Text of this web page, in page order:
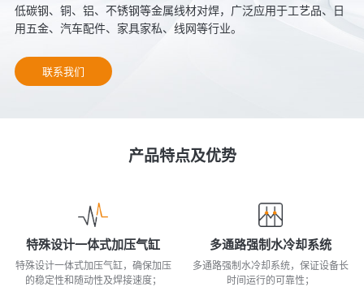
低碳钢、铜、铝、不锈钢等金属线材对焊，广泛应用于工艺品、日
用五金、汽车配件、家具家私、线网等行业。
联系我们
产品特点及优势
特殊设计一体式加压气缸
特殊设计一体式加压气缸，确保加压
的稳定性和随动性及焊接速度；
多通路强制水冷却系统
多通路强制水冷却系统，保证设备长
时间运行的可靠性；